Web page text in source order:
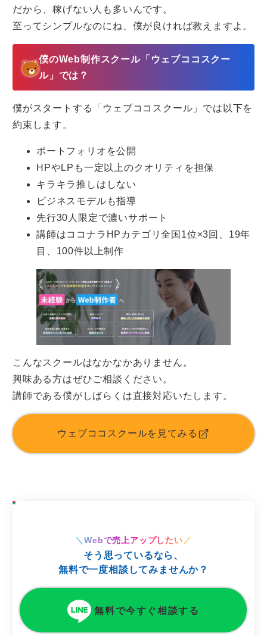
だから、稼げない人も多いんです。
至ってシンプルなのにね、僕が良ければ教えますよ。
僕のWeb制作スクール「ウェブココスクー
ル」では？
僕がスタートする「ウェブココスクール」では以下を
約束します。
ポートフォリオを公開
HPやLPも一定以上のクオリティを担保
キラキラ推しはしない
ビジネスモデルも指導
先行30人限定で濃いサポート
講師はココナラHPカテゴリ全国1位×3回、19年
目、100件以上制作
こんなスクールはなかなかありません。
興味ある方はぜひご相談ください。
講師である僕がしばらくは直接対応いたします。
ウェブココスクールを見てみる
＼Webで売上アップしたい／
そう思っているなら、
無料で一度相談してみませんか？
無料で今すぐ相談する